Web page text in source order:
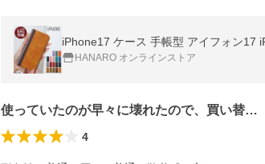
HANARO オンラインストア
使っていたのが早々に壊れたので、買い替…
4